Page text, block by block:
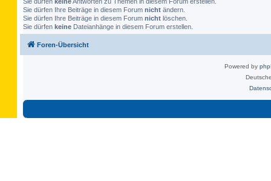
Sie dürfen Ihre Beiträge in diesem Forum nicht ändern.
Sie dürfen Ihre Beiträge in diesem Forum nicht löschen.
Sie dürfen keine Dateianhänge in diesem Forum erstellen.
Foren-Übersicht
Powered by